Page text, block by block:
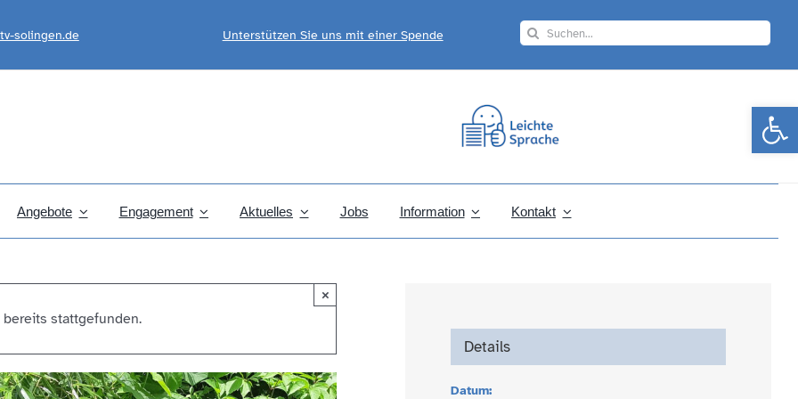
solingen.de Unterstützen Sie uns mit einer Spende
Search
Angebote Engagement Aktuelles Jobs Information Kontakt
stattgefunden.
×
Details
Datum: